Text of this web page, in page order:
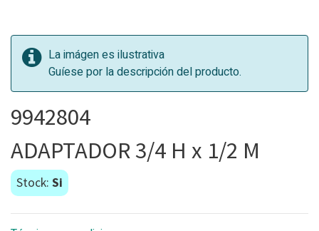
La imágen es ilustrativa
Guíese por la descripción del producto.
9942804
ADAPTADOR 3/4 H x 1/2 M
Stock: Si